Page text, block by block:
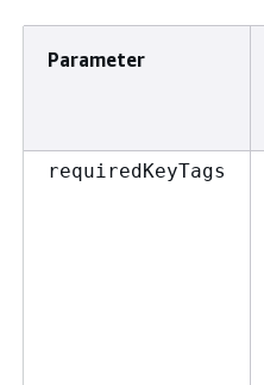
Parameter
requiredKeyTags